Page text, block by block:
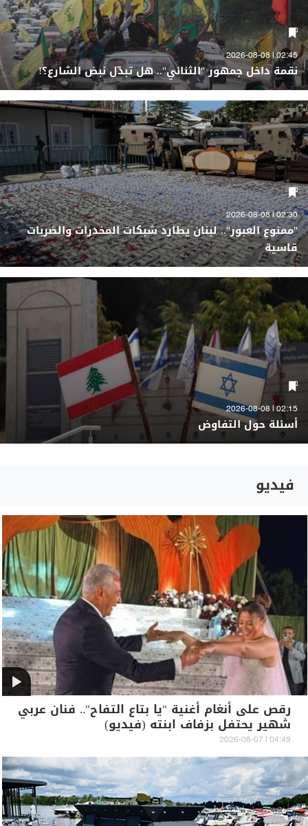
02:45 | 2026-08-08
نقمة داخل جمهور "الثنائي".. هل تبدّل نبض الشارع؟!
02:30 | 2026-08-08
"ممنوع العبور".. لبنان يطارد شبكات المخدرات والضربات
قاسية
02:15 | 2026-08-08
أسئلة حول التفاوض
فيديو
رقص على أنغام أغنية "يا بتاع التفاح".. فنان عربي
شهير يحتفل بزفاف ابنته (فيديو)
04:49 | 2026-08-07